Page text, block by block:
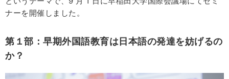
ナーを開催しました。
第１部：早期外国語教育は日本語の発達を妨げるの
か？